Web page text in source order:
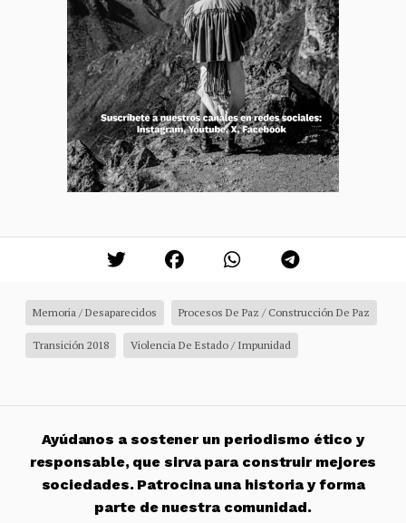
Memoria / Desaparecidos Procesos De Paz / Construcción De Paz
Transición 2018 Violencia De Estado / Impunidad
Ayúdanos a sostener un periodismo ético y
responsable, que sirva para construir mejores
sociedades. Patrocina una historia y forma
parte de nuestra comunidad.